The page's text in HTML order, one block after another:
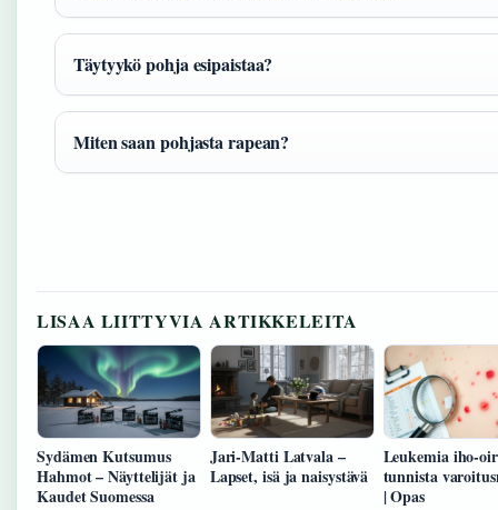
Täytyykö pohja esipaistaa?
Miten saan pohjasta rapean?
LISAA LIITTYVIA ARTIKKELEITA
Sydämen Kutsumus
Hahmot – Näyttelijät ja
Kaudet Suomessa
Jari-Matti Latvala –
Lapset, isä ja naisystävä
Leukemia iho-
tunnista
| Opas